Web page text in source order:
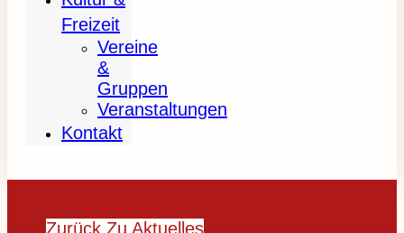
Freizeit
Vereine
&
Gruppen
Veranstaltungen
Kontakt
Zurück Zu Aktuelles